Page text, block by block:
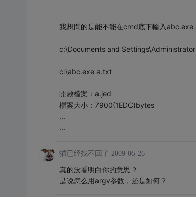
我想問的是能不能在cmd底下輸入
c:\Documents and
c:\abc.exe a.txt
開啟檔案：a.jed
檔案大小：7900(1EDC)bytes
...
...
猫已经找不回了 2009-05-26
真的没看明白你的意思？
是说怎么用argv参数，还是如何？